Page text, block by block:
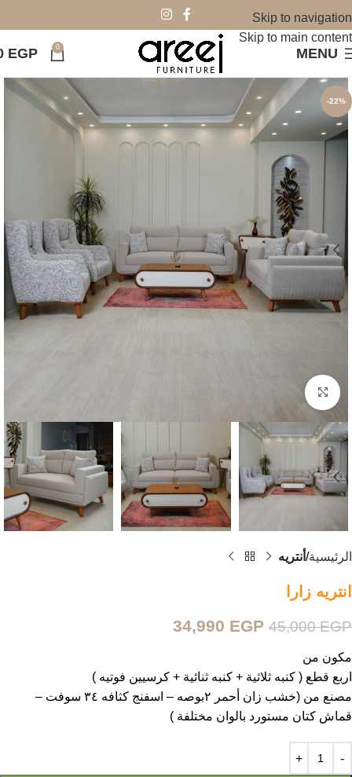
Skip to navigation
Skip to main content
MENU
0
EGP
-22%
Click to enlarge
الرئيسية أنتريه
انتريه زارا
45,000EGP
34,990 EGP
مكون من
اربع قطع ( كنبه ثلاثية + كنبه ثنائية + كرسيين فوتيه )
مصنع من (خشب زان أحمر ٢بوصه – اسفنج كثافه ٣٤ سوفت –
قماش كتان مستورد بالوان مختلفة )